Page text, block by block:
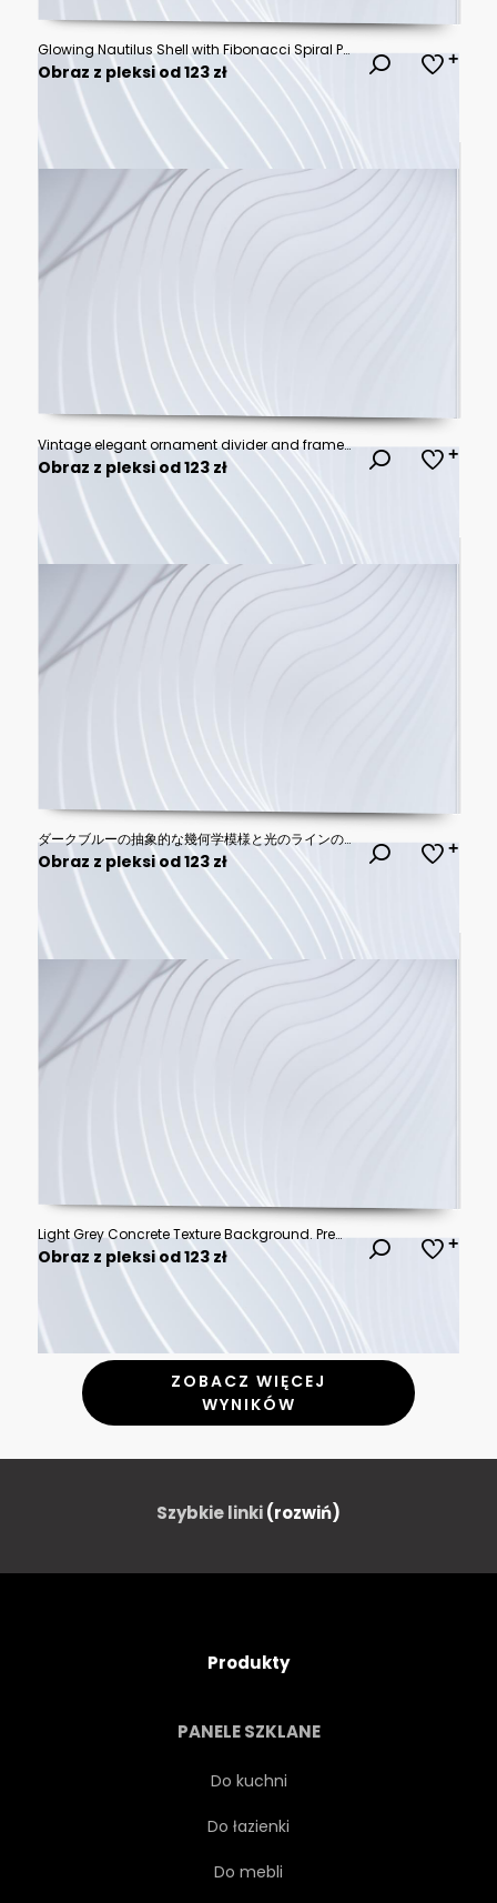
Glowing Nautilus Shell with Fibonacci Spiral Patterns in Natural Ethereal Light
Obraz z pleksi od 123 zł
Vintage elegant ornament divider and frames collection. Classic divider and frame element for design. Swirl floral element collection
Obraz z pleksi od 123 zł
ダークブルーの抽象的な幾何学模様と光のラインのサイバー空間背景 コピースペース
Obraz z pleksi od 123 zł
Light Grey Concrete Texture Background. Premium White Banner with copy-space.
Obraz z pleksi od 123 zł
ZOBACZ WIĘCEJ
WYNIKÓW
Szybkie linki(rozwiń)
Produkty
PANELE SZKLANE
Do kuchni
Do łazienki
Do mebli